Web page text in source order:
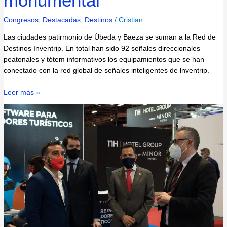
Congresos, Destacadas, Destinos /Cristian
Las ciudades patirmonio de Úbeda y Baeza se suman a la Red de
Destinos Inventrip. En total han sido 92 señales direccionales
peatonales y tótem informativos los equipamientos que se han
conectado con la red global de señales inteligentes de lnventrip.
Leer más »
EL
Alto
Nación
Emprendedora
visitó
el
stand
de
Sismotur